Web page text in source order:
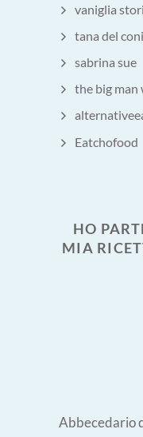
vaniglia
tana del
sabrina sue
the big man
Eatchofood
HO
MIA
Abbecedario